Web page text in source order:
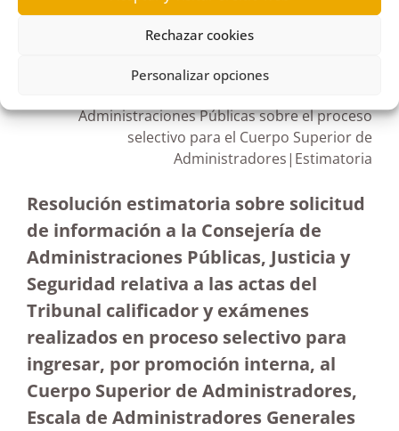
Rechazar cookies
Personalizar opciones
R505/2022
Administraciones Públicas sobre el proceso
selectivo para el Cuerpo Superior de
Administradores|Estimatoria
Resolución estimatoria sobre solicitud
de información a la Consejería de
Administraciones Públicas, Justicia y
Seguridad relativa a las actas del
Tribunal calificador y exámenes
realizados en proceso selectivo para
ingresar, por promoción interna, al
Cuerpo Superior de Administradores,
Escala de Administradores Generales